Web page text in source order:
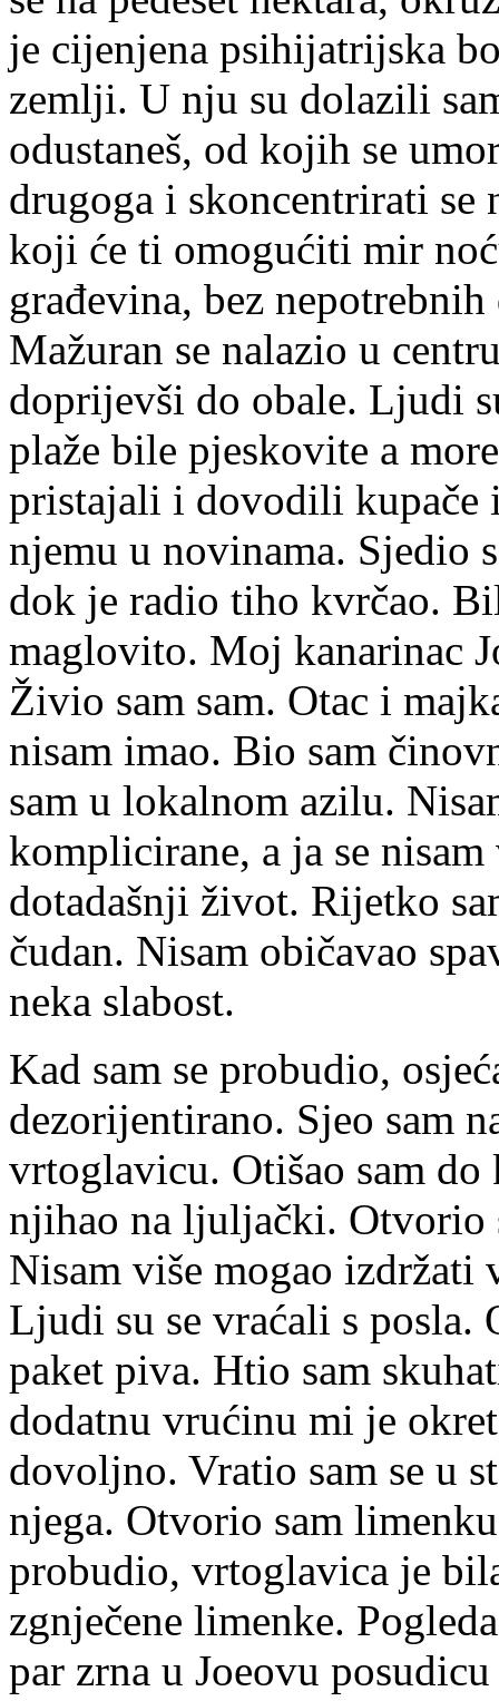
je cijenjena psihijatrijska
zemlji. U nju su dolazili
odustaneš, od kojih se
drugoga i skoncentrirati se
koji će ti omogućiti mir
građevina, bez
Mažuran se nalazio u
doprijevši do obale. Ljudi
plaže bile pjeskovite a
pristajali i dovodili kupače
njemu u novinama. Sjedio
dok je radio tiho kvrčao.
maglovito. Moj kanarinac
Živio sam sam. Otac i
nisam imao. Bio sam
sam u lokalnom azilu.
komplicirane, a ja se
dotadašnji život. Rijetko
čudan. Nisam običavao
neka slabost.
Kad sam se probudio,
dezorijentirano. Sjeo sam
vrtoglavicu. Otišao sam do
njihao na ljuljački. Otvorio
Nisam više mogao izdržati
Ljudi su se vraćali s posla.
paket piva. Htio sam
dodatnu vrućinu mi je
dovoljno. Vratio sam se u
njega. Otvorio sam
probudio, vrtoglavica je
zgnječene limenke.
par zrna u Joeovu